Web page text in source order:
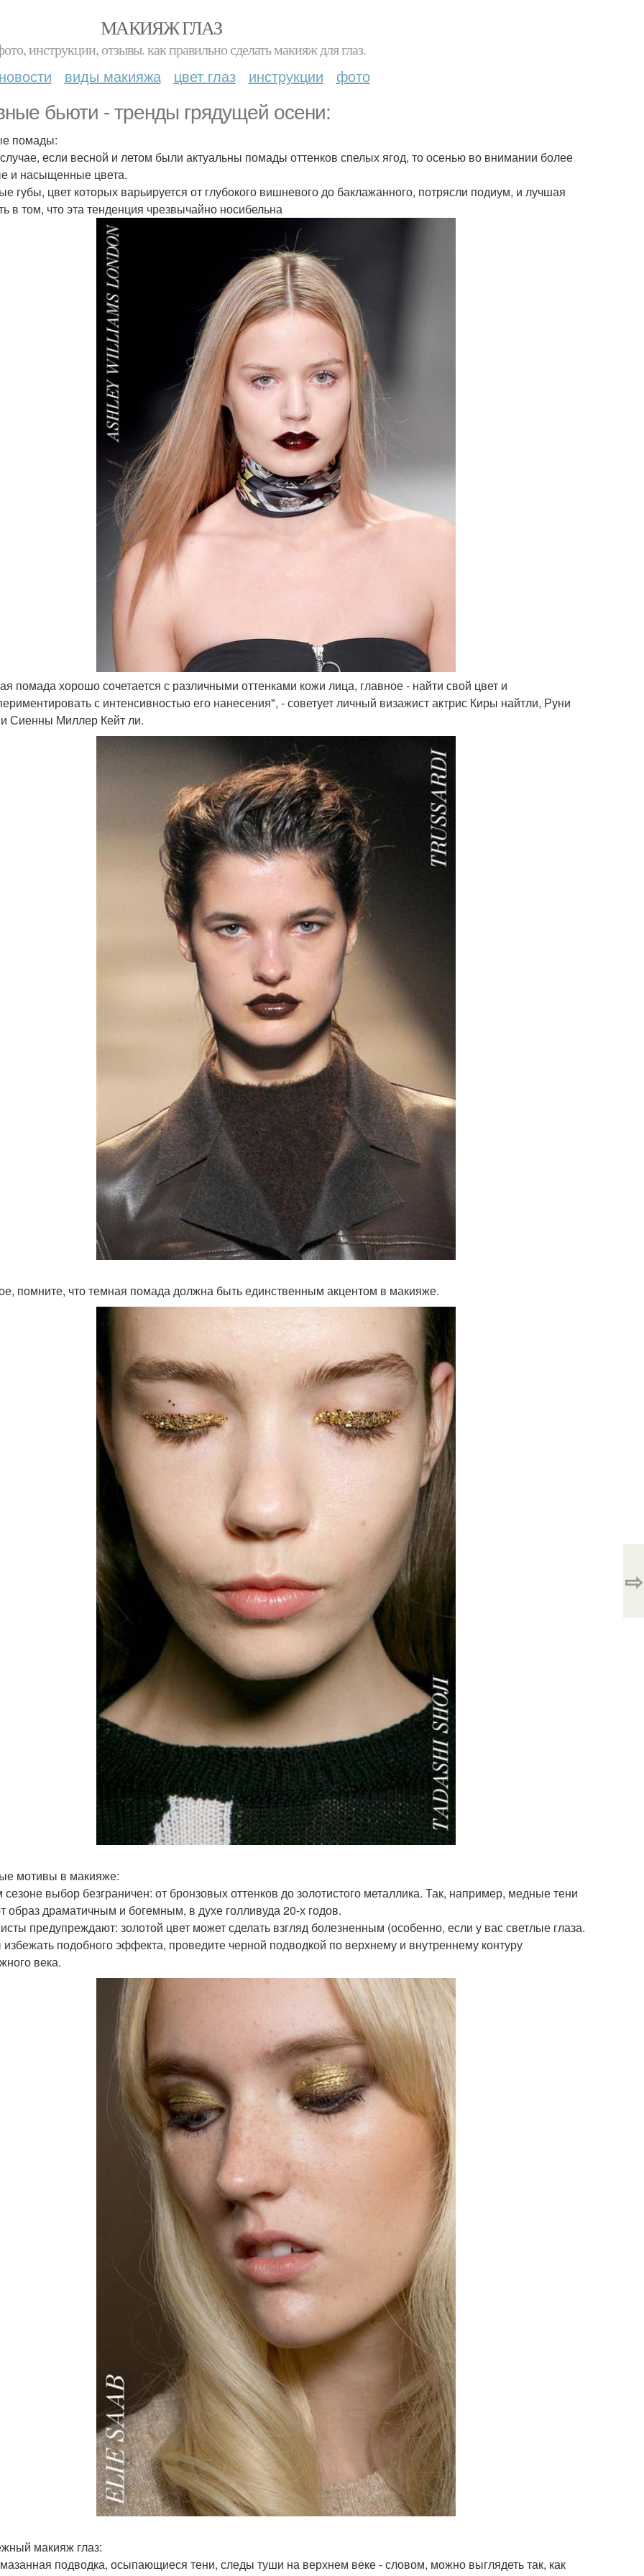
МАКИЯЖ ГЛАЗ
инструкции, отзывы. как правильно сделать макияж для глаз.
новости виды макияжа цвет глаз инструкции фото
бьюти - тренды грядущей осени:
помады:
если весной и летом были актуальны помады оттенков спелых ягод, то осенью во внимании более
и насыщенные цвета.
губы, цвет которых варьируется от глубокого вишневого до баклажанного, потрясли подиум, и лучшая
в том, что эта тенденция чрезвычайно носибельна
помада хорошо сочетается с различными оттенками кожи лица, главное - найти свой цвет и
с интенсивностью его нанесения", - советует личный визажист актрис Киры найтли, Руни
Сиенны Миллер Кейт ли.
помните, что темная помада должна быть единственным акцентом в макияже.
мотивы в макияже:
сезоне выбор безграничен: от бронзовых оттенков до золотистого металлика. Так, например, медные тени
образ драматичным и богемным, в духе голливуда 20-х годов.
предупреждают: золотой цвет может сделать взгляд болезненным (особенно, если у вас светлые глаза.
подобного эффекта, проведите черной подводкой по верхнему и внутреннему контуру
века.
макияж глаз:
подводка, осыпающиеся тени, следы туши на верхнем веке - словом, можно выглядеть так, как
⇨